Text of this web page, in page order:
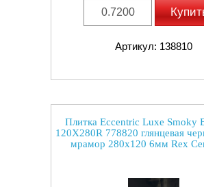
Артикул: 138810
Плитка Eccentric Luxe Smoky
120X280R 778820 глянцевая
мрамор 280x120 6мм Rex